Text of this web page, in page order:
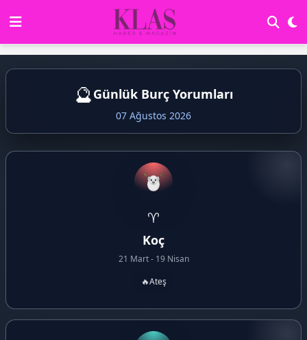
🔮Günlük Burç Yorumları
07 Ağustos 2026
♈
Koç
21 Mart - 19 Nisan
🔥Ateş